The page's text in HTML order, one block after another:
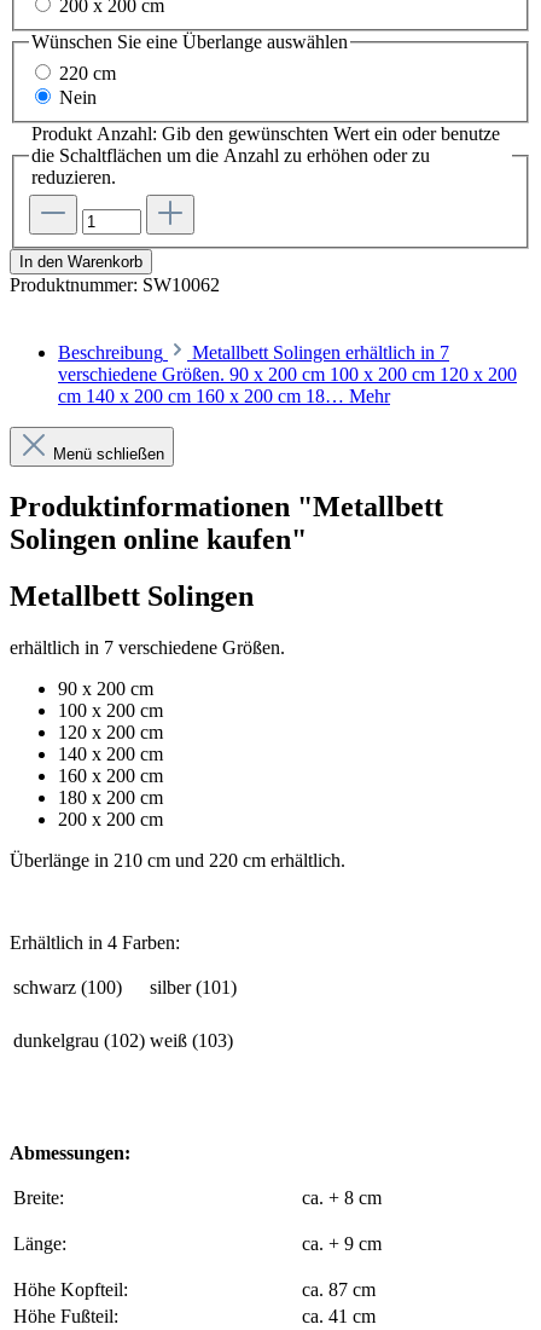
200 x 200 cm
Wünschen Sie eine Überlange auswählen
220 cm
Nein
Produkt Anzahl: Gib den gewünschten Wert ein oder benutze
die Schaltflächen um die Anzahl zu erhöhen oder zu
reduzieren.
In den Warenkorb
Produktnummer: SW10062
Beschreibung
Metallbett Solingen erhältlich in 7
verschiedene Größen. 90 x 200 cm 100 x 200 cm 120 x 200
cm 140 x 200 cm 160 x 200 cm 18… Mehr
Menü schließen
Produktinformationen "Metallbett
Solingen online kaufen"
Metallbett Solingen
erhältlich in 7 verschiedene Größen.
90 x 200 cm
100 x 200 cm
120 x 200 cm
140 x 200 cm
160 x 200 cm
180 x 200 cm
200 x 200 cm
Überlänge in 210 cm und 220 cm erhältlich.
Erhältlich in 4 Farben:
schwarz (100) silber (101)
dunkelgrau (102) weiß (103)
Abmessungen:
Breite: ca. + 8 cm
Länge: ca. + 9 cm
Höhe Kopfteil:
ca. 87 cm
Höhe Fußteil:
ca. 41 cm